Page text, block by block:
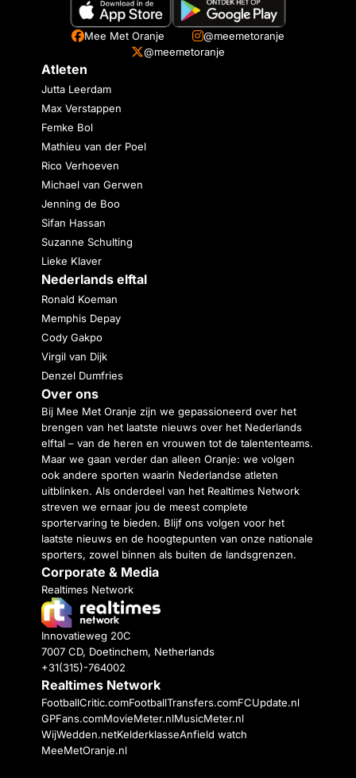
Mee Met Oranje
@meemetoranje
@meemetoranje
Atleten
Jutta Leerdam
Max Verstappen
Femke Bol
Mathieu van der Poel
Rico Verhoeven
Michael van Gerwen
Jenning de Boo
Sifan Hassan
Suzanne Schulting
Lieke Klaver
Nederlands elftal
Ronald Koeman
Memphis Depay
Cody Gakpo
Virgil van Dijk
Denzel Dumfries
Over ons
Bij Mee Met Oranje zijn we gepassioneerd over het
brengen van het laatste nieuws over het Nederlands
elftal – van de heren en vrouwen tot de talententeams.
Maar we gaan verder dan alleen Oranje: we volgen
ook andere sporten waarin Nederlandse atleten
uitblinken. Als onderdeel van het Realtimes Network
streven we ernaar jou de meest complete
sportervaring te bieden. Blijf ons volgen voor het
laatste nieuws en de hoogtepunten van onze nationale
sporters, zowel binnen als buiten de landsgrenzen.
Corporate & Media
Realtimes Network
Innovatieweg 20C
7007 CD, Doetinchem, Netherlands
+31(315)-764002
Realtimes Network
FootballCritic.comFootballTransfers.comFCUpdate.nl
GPFans.comMovieMeter.nlMusicMeter.nl
WijWedden.netKelderklasseAnfield watch
MeeMetOranje.nl